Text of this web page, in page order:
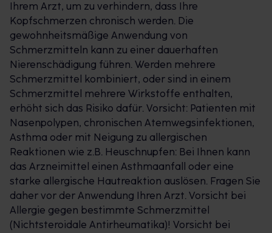
Ihrem Arzt, um zu verhindern, dass Ihre
Kopfschmerzen chronisch werden. Die
gewohnheitsmäßige Anwendung von
Schmerzmitteln kann zu einer dauerhaften
Nierenschädigung führen. Werden mehrere
Schmerzmittel kombiniert, oder sind in einem
Schmerzmittel mehrere Wirkstoffe enthalten,
erhöht sich das Risiko dafür. Vorsicht: Patienten mit
Nasenpolypen, chronischen Atemwegsinfektionen,
Asthma oder mit Neigung zu allergischen
Reaktionen wie z.B. Heuschnupfen: Bei Ihnen kann
das Arzneimittel einen Asthmaanfall oder eine
starke allergische Hautreaktion auslösen. Fragen Sie
daher vor der Anwendung Ihren Arzt. Vorsicht bei
Allergie gegen bestimmte Schmerzmittel
(Nichtsteroidale Antirheumatika)! Vorsicht bei